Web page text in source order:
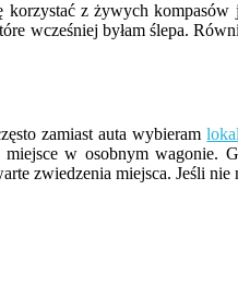
korzystać z żywych
wcześniej byłam ślepa.
zamiast auta wybieram
w osobnym wagonie.
zwiedzenia miejsca. Jeśli